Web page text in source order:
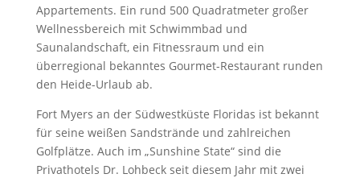
Appartements. Ein rund 500 Quadratmeter großer
Wellnessbereich mit Schwimmbad und
Saunalandschaft, ein Fitnessraum und ein
überregional bekanntes Gourmet-Restaurant runden
den Heide-Urlaub ab.
Fort Myers an der Südwestküste Floridas ist bekannt
für seine weißen Sandstrände und zahlreichen
Golfplätze. Auch im „Sunshine State“ sind die
Privathotels Dr. Lohbeck seit diesem Jahr mit zwei